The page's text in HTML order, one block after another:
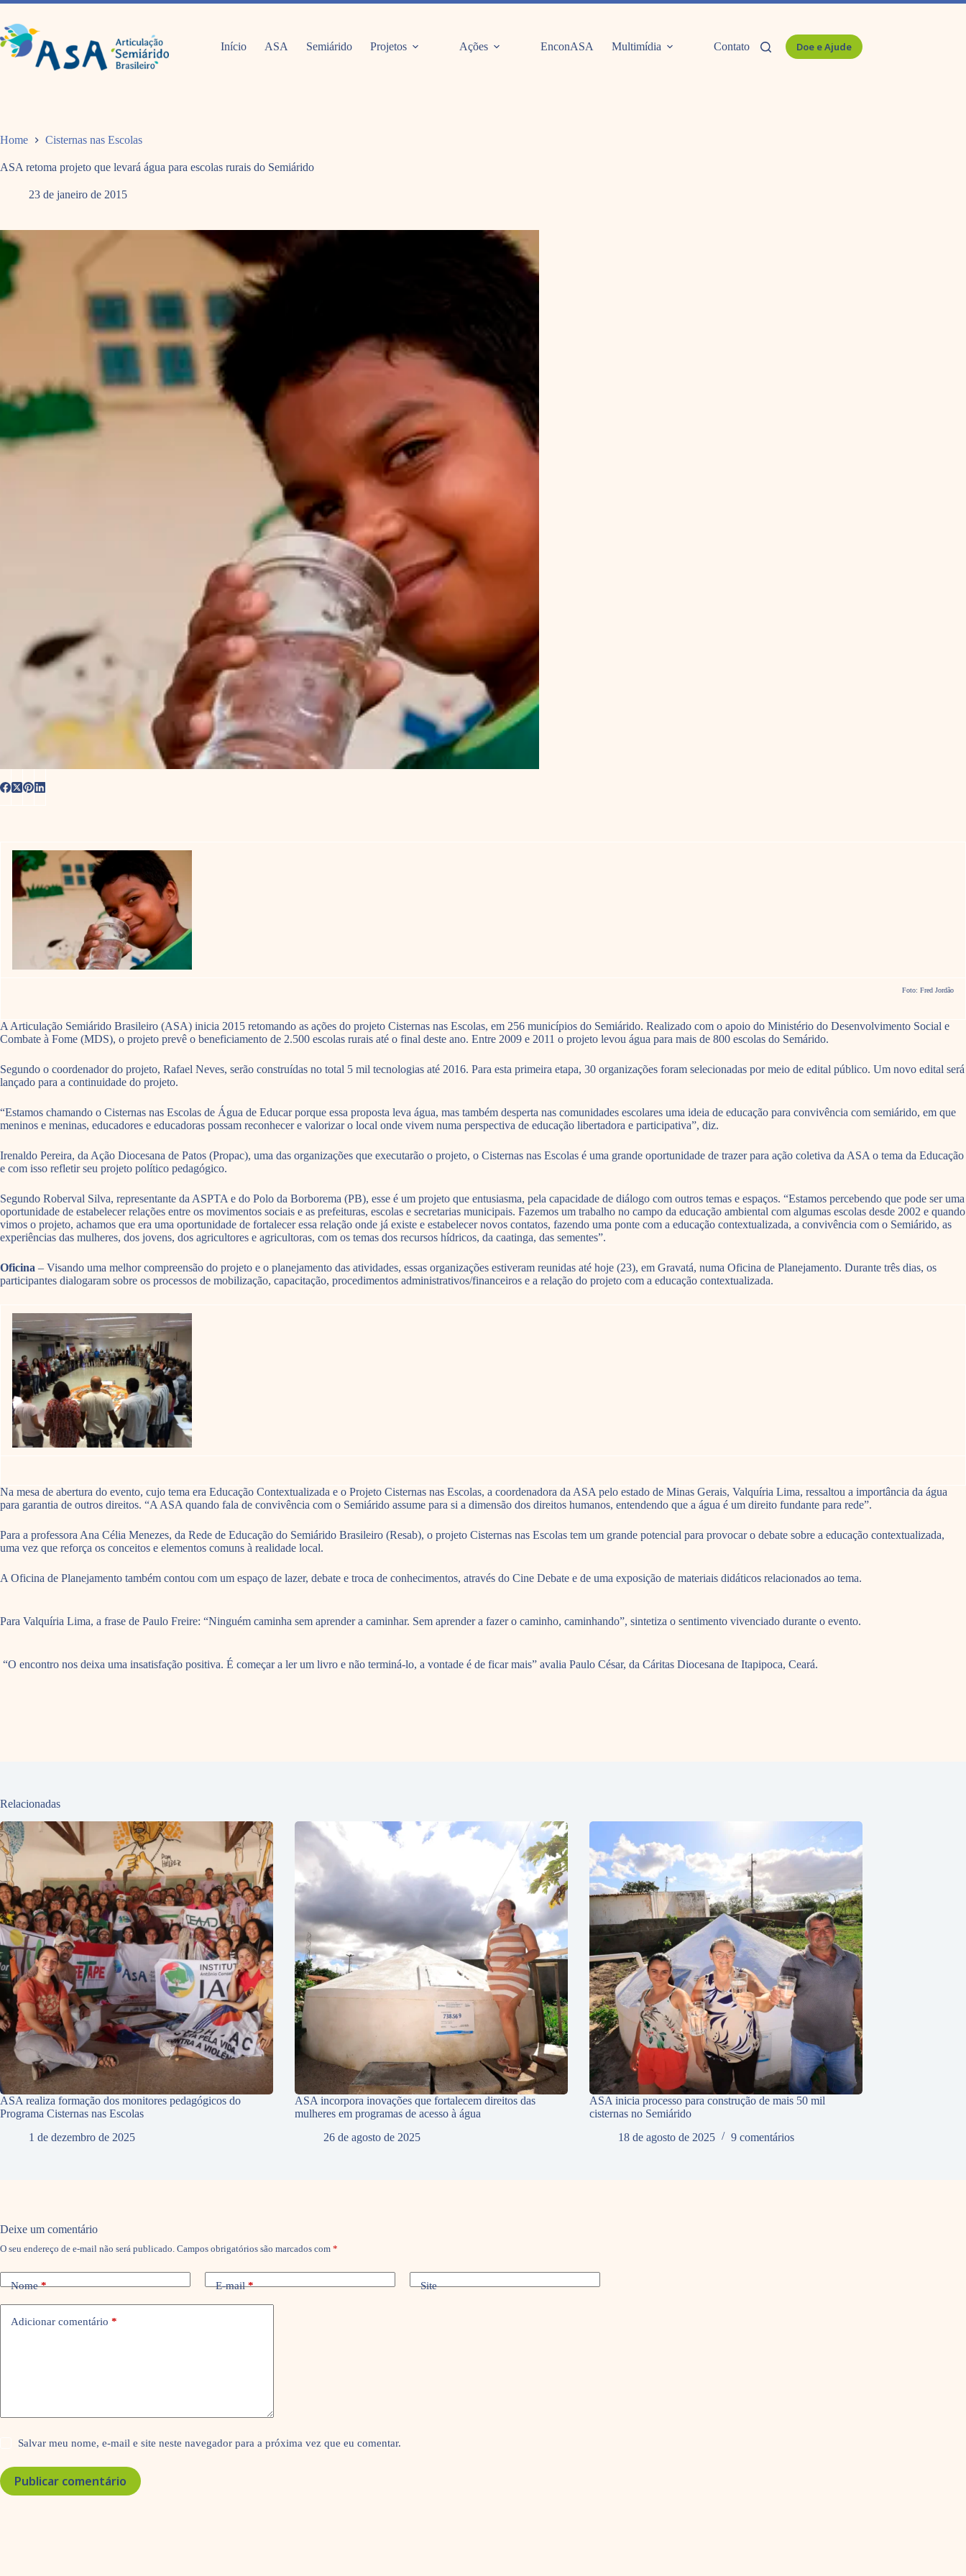
Pular
o
conteúdo
Início ASA Semiárido Projetos Ações EnconASA Multimídia Contato Doe e Ajude
Home Cisternas nas Escolas
ASA retoma projeto que levará água para escolas rurais do Semiárido
23 de janeiro de 2015
Foto: Fred Jordão
A Articulação Semiárido Brasileiro (ASA) inicia 2015 retomando as ações do projeto Cisternas nas Escolas, em 256 municípios do Semiárido. Realizado com o apoio do Ministério do Desenvolvimento Social e
Combate à Fome (MDS), o projeto prevê o beneficiamento de 2.500 escolas rurais até o final deste ano. Entre 2009 e 2011 o projeto levou água para mais de 800 escolas do Semárido.
Segundo o coordenador do projeto, Rafael Neves, serão construídas no total 5 mil tecnologias até 2016. Para esta primeira etapa, 30 organizações foram selecionadas por meio de edital público. Um novo edital será
lançado para a continuidade do projeto.
“Estamos chamando o Cisternas nas Escolas de Água de Educar porque essa proposta leva água, mas também desperta nas comunidades escolares uma ideia de educação para convivência com semiárido, em que
meninos e meninas, educadores e educadoras possam reconhecer e valorizar o local onde vivem numa perspectiva de educação libertadora e participativa”, diz.
Irenaldo Pereira, da Ação Diocesana de Patos (Propac), uma das organizações que executarão o projeto, o Cisternas nas Escolas é uma grande oportunidade de trazer para ação coletiva da ASA o tema da Educação
e com isso refletir seu projeto político pedagógico.
Segundo Roberval Silva, representante da ASPTA e do Polo da Borborema (PB), esse é um projeto que entusiasma, pela capacidade de diálogo com outros temas e espaços. “Estamos percebendo que pode ser uma
oportunidade de estabelecer relações entre os movimentos sociais e as prefeituras, escolas e secretarias municipais. Fazemos um trabalho no campo da educação ambiental com algumas escolas desde 2002 e quando
vimos o projeto, achamos que era uma oportunidade de fortalecer essa relação onde já existe e estabelecer novos contatos, fazendo uma ponte com a educação contextualizada, a convivência com o Semiárido, as
experiências das mulheres, dos jovens, dos agricultores e agricultoras, com os temas dos recursos hídricos, da caatinga, das sementes”.
Oficina – Visando uma melhor compreensão do projeto e o planejamento das atividades, essas organizações estiveram reunidas até hoje (23), em Gravatá, numa Oficina de Planejamento. Durante três dias, os
participantes dialogaram sobre os processos de mobilização, capacitação, procedimentos administrativos/financeiros e a relação do projeto com a educação contextualizada.
Na mesa de abertura do evento, cujo tema era Educação Contextualizada e o Projeto Cisternas nas Escolas, a coordenadora da ASA pelo estado de Minas Gerais, Valquíria Lima, ressaltou a importância da água
para garantia de outros direitos. “A ASA quando fala de convivência com o Semiárido assume para si a dimensão dos direitos humanos, entendendo que a água é um direito fundante para rede”.
Para a professora Ana Célia Menezes, da Rede de Educação do Semiárido Brasileiro (Resab), o projeto Cisternas nas Escolas tem um grande potencial para provocar o debate sobre a educação contextualizada,
uma vez que reforça os conceitos e elementos comuns à realidade local.
A Oficina de Planejamento também contou com um espaço de lazer, debate e troca de conhecimentos, através do Cine Debate e de uma exposição de materiais didáticos relacionados ao tema.
Para Valquíria Lima, a frase de Paulo Freire: “Ninguém caminha sem aprender a caminhar. Sem aprender a fazer o caminho, caminhando”, sintetiza o sentimento vivenciado durante o evento.
“O encontro nos deixa uma insatisfação positiva. É começar a ler um livro e não terminá-lo, a vontade é de ficar mais” avalia Paulo César, da Cáritas Diocesana de Itapipoca, Ceará.
Relacionadas
ASA realiza formação dos monitores pedagógicos do
Programa Cisternas nas Escolas
1 de dezembro de 2025
ASA incorpora inovações que fortalecem direitos das
mulheres em programas de acesso à água
26 de agosto de 2025
ASA inicia processo para construção de mais 50 mil
cisternas no Semiárido
18 de agosto de 2025
9 comentários
Deixe um comentário
O seu endereço de e-mail não será publicado. Campos obrigatórios são marcados com *
Nome* E-mail* Site
Adicionar comentário *
Salvar meu nome, e-mail e site neste navegador para a próxima vez que eu comentar.
Publicar comentário